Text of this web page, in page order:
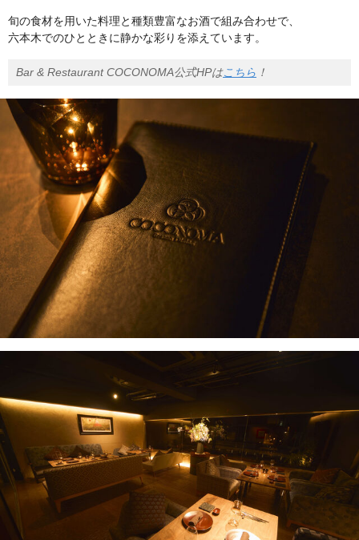
旬の食材を用いた料理と種類豊富なお酒で組み合わせで、
六本木でのひとときに静かな彩りを添えています。
Bar & Restaurant COCONOMA公式HPはこちら ！